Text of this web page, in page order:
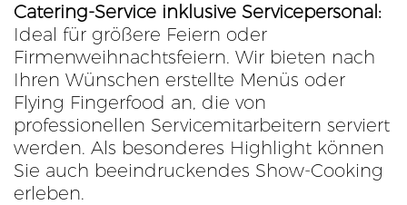
Catering-Service inklusive Servicepersonal:
Ideal für größere Feiern oder
Firmenweihnachtsfeiern. Wir bieten nach
Ihren Wünschen erstellte Menüs oder
Flying Fingerfood an, die von
professionellen Servicemitarbeitern serviert
werden. Als besonderes Highlight können
Sie auch beeindruckendes Show-Cooking
erleben.